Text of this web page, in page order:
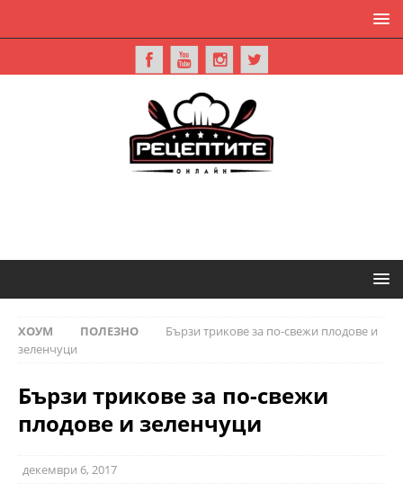
ХОУМ ПОЛЕЗНО
Бързи трикове за по-свежи плодове и
зеленчуци
Бързи трикове за по-свежи
плодове и зеленчуци
декември 6, 2017